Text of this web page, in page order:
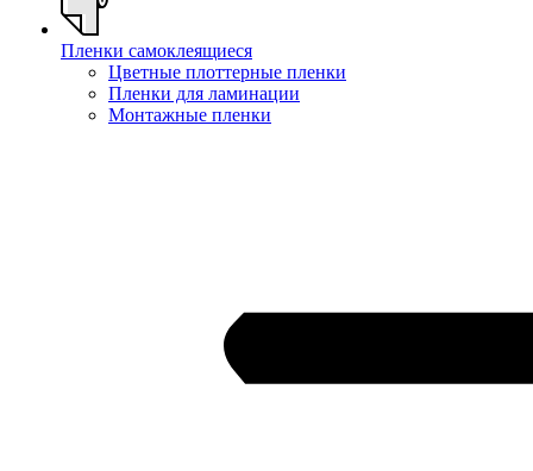
Пленки самоклеящиеся
Цветные плоттерные пленки
Пленки для ламинации
Монтажные пленки